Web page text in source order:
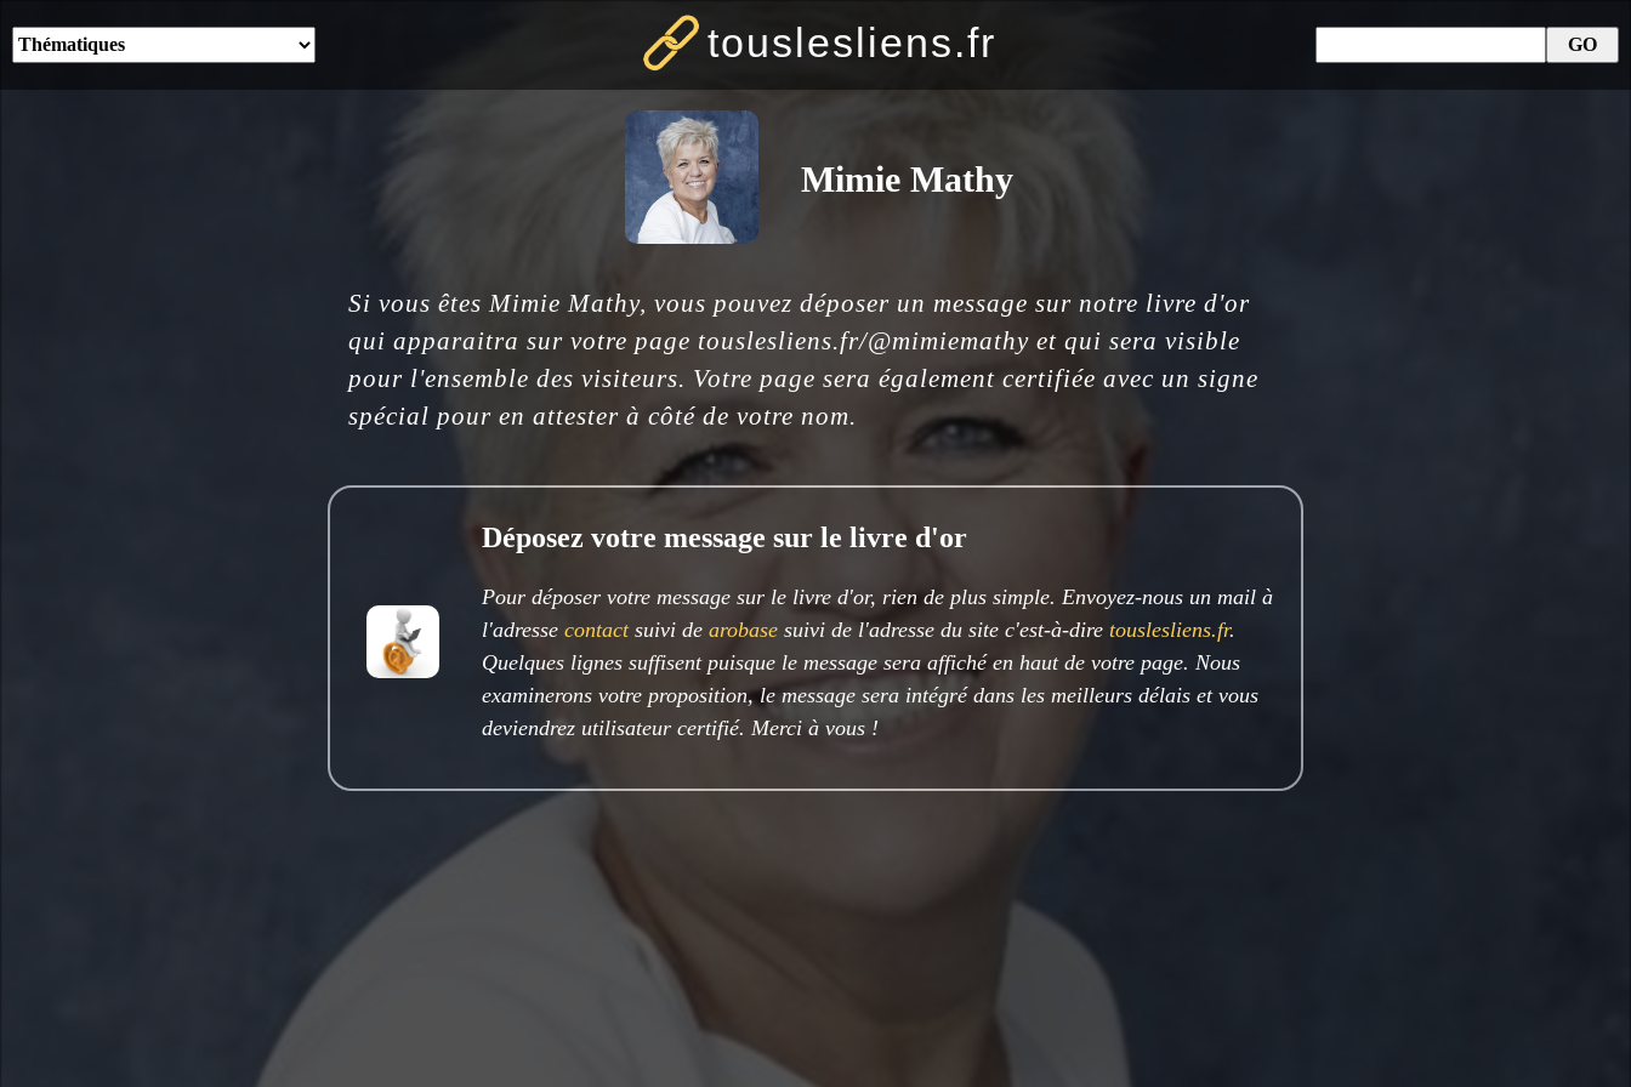
touslesliens.fr
Mimie Mathy
Si vous êtes Mimie Mathy, vous pouvez déposer un message sur notre livre d'or
qui apparaitra sur votre page touslesliens.fr/@mimiemathy et qui sera visible
pour l'ensemble des visiteurs. Votre page sera également certifiée avec un signe
spécial pour en attester à côté de votre nom.
Déposez votre message sur le livre d'or
Pour déposer votre message sur le livre d'or, rien de plus simple. Envoyez-nous un mail à
l'adresse contactsuivi de arobase suivi de l'adresse du site c'est-à-dire touslesliens.fr.
Quelques lignes suffisent puisque le message sera affiché en haut de votre page. Nous
examinerons votre proposition, le message sera intégré dans les meilleurs délais et vous
deviendrez utilisateur certifié. Merci à vous !